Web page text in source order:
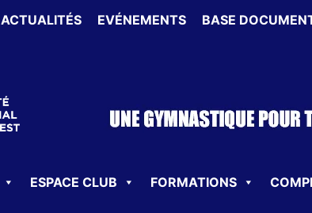
ACTUALITÉS EVÉNEMENTS BASE
ESPACE CLUB FORMATIONS